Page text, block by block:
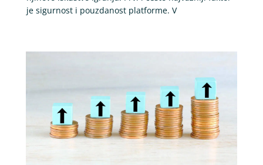
je sigurnost i pouzdanost platforme. V